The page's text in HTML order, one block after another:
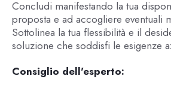
Concludi manifestando la tua
proposta e ad accogliere eventuali
Sottolinea la tua flessibilità e il
soluzione che soddisfi le esigenze
Consiglio dell'esperto: